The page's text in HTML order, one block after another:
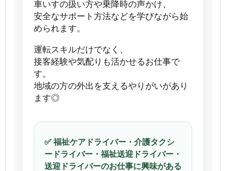
車いすの扱い方や乗降時の声かけ、
安全なサポート方法などを学びながら始
められます。
運転スキルだけでなく、
接客経験や気配りも活かせるお仕事で
す。
地域の方の外出を支えるやりがいがあり
ます◎
✅ 福祉ケアドライバー・介護タクシ
ードライバー・福祉送迎ドライバー・
送迎ドライバーのお仕事に興味がある